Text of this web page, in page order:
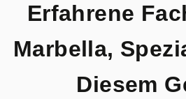
Erfahrene
Marbella,
Diesem